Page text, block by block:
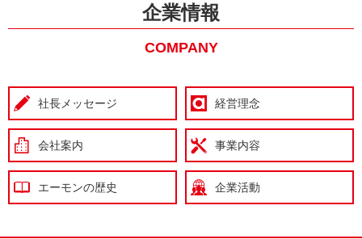
企業情報
COMPANY
社長メッセージ 経営理念
会社案内 事業内容
エーモンの歴史 企業活動